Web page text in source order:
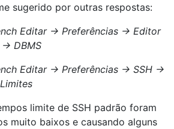
sugerido por outras respostas:
Editar → Preferências → Editor
→ DBMS
Editar → Preferências → SSH →
limite de SSH padrão foram
muito baixos e causando alguns